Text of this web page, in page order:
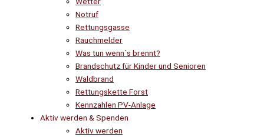
Notruf
Rettungsgasse
Rauchmelder
Was tun wenn´s brennt?
Brandschutz für Kinder und Senioren
Waldbrand
Rettungskette Forst
Kennzahlen PV-Anlage
Aktiv werden & Spenden
Aktiv werden